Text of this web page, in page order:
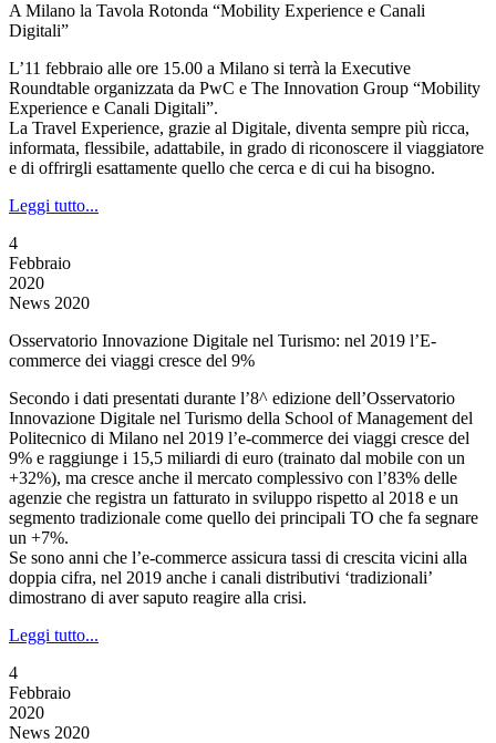
A Milano la Tavola Rotonda “Mobility Experience e Canali
Digitali”
L’11 febbraio alle ore 15.00 a Milano si terrà la Executive
Roundtable organizzata da PwC e The Innovation Group “Mobility
Experience e Canali Digitali”.
La Travel Experience, grazie al Digitale, diventa sempre più ricca,
informata, flessibile, adattabile, in grado di riconoscere il viaggiatore
e di offrirgli esattamente quello che cerca e di cui ha bisogno.
Leggi tutto...
4
Febbraio
2020
News 2020
Osservatorio Innovazione Digitale nel Turismo: nel 2019 l’E-
commerce dei viaggi cresce del 9%
Secondo i dati presentati durante l’8^ edizione dell’Osservatorio
Innovazione Digitale nel Turismo della School of Management del
Politecnico di Milano nel 2019 l’e-commerce dei viaggi cresce del
9% e raggiunge i 15,5 miliardi di euro (trainato dal mobile con un
+32%), ma cresce anche il mercato complessivo con l’83% delle
agenzie che registra un fatturato in sviluppo rispetto al 2018 e un
segmento tradizionale come quello dei principali TO che fa segnare
un +7%.
Se sono anni che l’e-commerce assicura tassi di crescita vicini alla
doppia cifra, nel 2019 anche i canali distributivi ‘tradizionali’
dimostrano di aver saputo reagire alla crisi.
Leggi tutto...
4
Febbraio
2020
News 2020